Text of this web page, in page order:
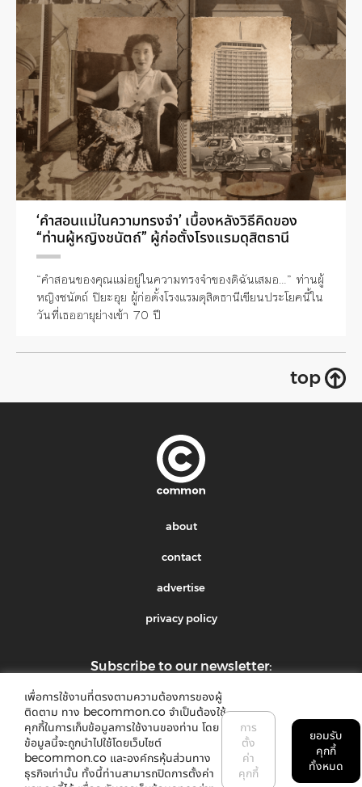
‘คำสอนแม่ในความทรงจำ’ เบื้องหลังวิธีคิดของ
“ท่านผู้หญิงชนัตถ์” ผู้ก่อตั้งโรงแรมดุสิตธานี
“คำสอนของคุณแม่อยู่ในความทรงจำของดิฉันเสมอ…” ท่านผู้
หญิงชนัตถ์ ปิยะอุย ผู้ก่อตั้งโรงแรมดุสิตธานีเขียนประโยคนี้ใน
วันที่เธออายุย่างเข้า 70 ปี
top
about
contact
advertise
privacy policy
Subscribe to our newsletter:
submit
เพื่อการใช้งานที่ตรงตามความต้องการของผู้
ติดตาม ทาง becommon.co จำเป็นต้องใช้
คุกกี้ในการเก็บข้อมูลการใช้งานของท่าน โดย
ข้อมูลนี้จะถูกนำไปใช้โดยเว็บไซต์
becommon.co และองค์กรหุ้นส่วนทาง
ธุรกิจเท่านั้น ทั้งนี้ท่านสามารถปิดการตั้งค่า
การ
ตั้ง
ค่า
คุกกี้
ยอมรับ
คุกกี้
ทั้งหมด